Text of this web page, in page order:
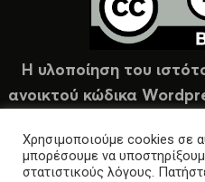
Η υλοποίηση του
ανοικτού κώδικα
Χρησιμοποιούμε cookies σε
μπορέσουμε να
στατιστικούς λόγους.